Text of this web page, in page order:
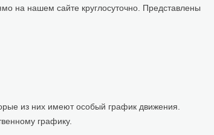
на нашем сайте круглосуточно. Представлены
из них имеют особый график движения.
графику.